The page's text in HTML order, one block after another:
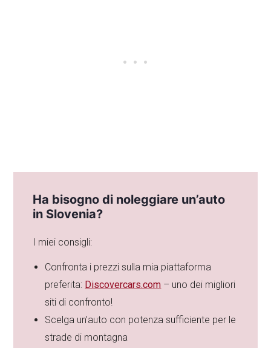
Ha bisogno di noleggiare un’auto
in Slovenia?
I miei consigli:
Confronta i prezzi sulla mia piattaforma
preferita: Discovercars.com – uno dei migliori
siti di confronto!
Scelga un’auto con potenza sufficiente per le
strade di montagna